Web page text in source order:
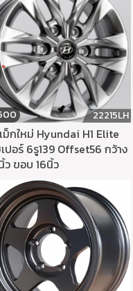
22215LH
กใหม่ Hyundai H1 Elite
ปอร์ 6รู139 Offset56 กว้าง
ว ขอบ 16นิ้ว